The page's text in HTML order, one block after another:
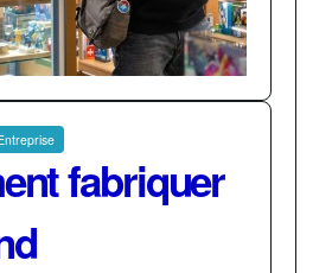
fabriquer